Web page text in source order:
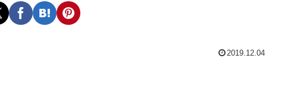
2019.12.04